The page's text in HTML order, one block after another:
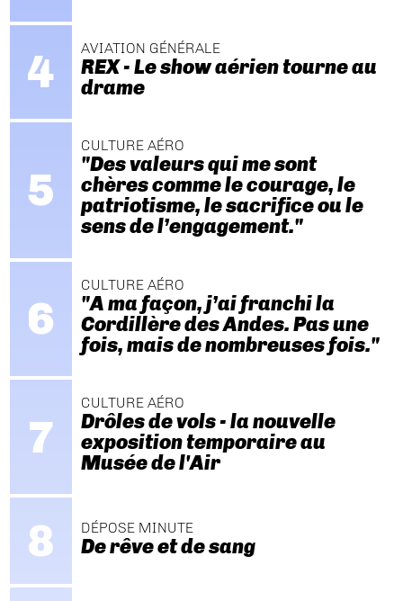
AVIATION GÉNÉRALE
REX - Le show aérien tourne au
drame
CULTURE AÉRO
"Des valeurs qui me sont
chères comme le courage, le
patriotisme, le sacrifice ou le
sens de l’engagement."
CULTURE AÉRO
"A ma façon, j’ai franchi la
Cordillère des Andes. Pas une
fois, mais de nombreuses fois."
CULTURE AÉRO
Drôles de vols - la nouvelle
exposition temporaire au
Musée de l'Air
DÉPOSE MINUTE
De rêve et de sang